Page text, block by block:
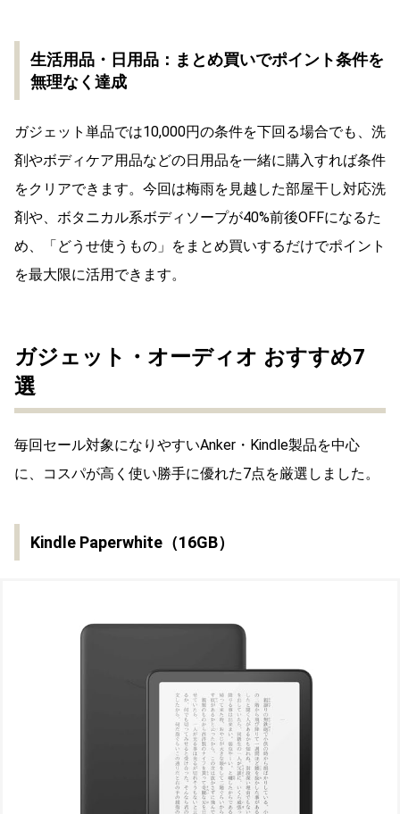
生活用品・日用品：まとめ買いでポイント条件を
無理なく達成
ガジェット単品では10,000円の条件を下回る場合でも、洗
剤やボディケア用品などの日用品を一緒に購入すれば条件
をクリアできます。今回は梅雨を見越した部屋干し対応洗
剤や、ボタニカル系ボディソープが40%前後OFFになるた
め、「どうせ使うもの」をまとめ買いするだけでポイント
を最大限に活用できます。
ガジェット・オーディオ おすすめ7
選
毎回セール対象になりやすいAnker・Kindle製品を中心
に、コスパが高く使い勝手に優れた7点を厳選しました。
Kindle Paperwhite（16GB）